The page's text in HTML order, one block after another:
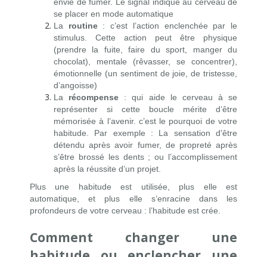
se placer en mode automatique
La routine: c’est l’action enclenchée par le
stimulus. Cette action peut être physique
(prendre la fuite, faire du sport, manger du
chocolat), mentale (rêvasser, se concentrer),
émotionnelle (un sentiment de joie, de tristesse,
d’angoisse)
La récompense : qui aide le cerveau à se
représenter si cette boucle mérite d’être
mémorisée à l’avenir. c’est le pourquoi de votre
habitude. Par exemple : La sensation d'être
détendu après avoir fumer, de propreté après
s’être brossé les dents ; ou l’accomplissement
après la réussite d’un projet.
Plus une habitude est utilisée, plus elle est
automatique, et plus elle s’enracine dans les
profondeurs de votre cerveau : l’habitude est crée.
Comment changer une